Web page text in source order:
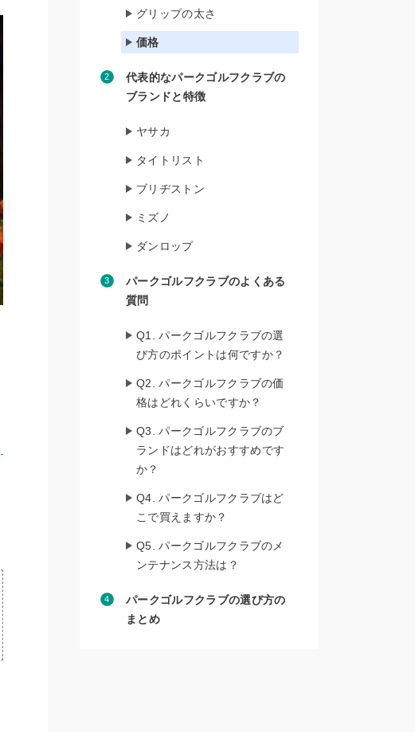
グリップの太さ
価格
代表的なパークゴルフクラブの
ブランドと特徴
ヤサカ
タイトリスト
ブリヂストン
ミズノ
ダンロップ
パークゴルフクラブのよくある
質問
Q1. パークゴルフクラブの選
び方のポイントは何ですか？
Q2. パークゴルフクラブの価
格はどれくらいですか？
Q3. パークゴルフクラブのブ
ランドはどれがおすすめです
か？
Q4. パークゴルフクラブはど
こで買えますか？
Q5. パークゴルフクラブのメ
ンテナンス方法は？
パークゴルフクラブの選び方の
まとめ